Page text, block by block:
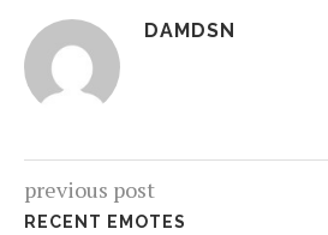
DAMDSN
previous post
RECENT EMOTES